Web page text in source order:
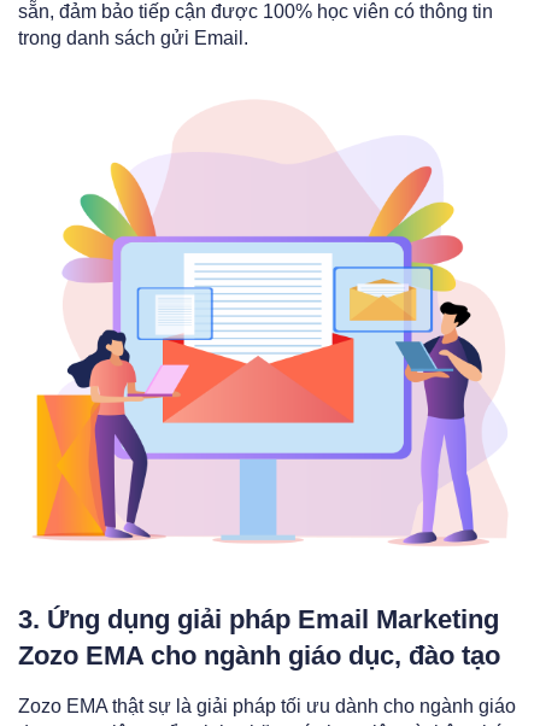
sẵn, đảm bảo tiếp cận được 100% học viên có thông tin
trong danh sách gửi Email.
3. Ứng dụng giải pháp Email Marketing
Zozo EMA cho ngành giáo dục, đào tạo
Zozo EMA thật sự là giải pháp tối ưu dành cho ngành giáo